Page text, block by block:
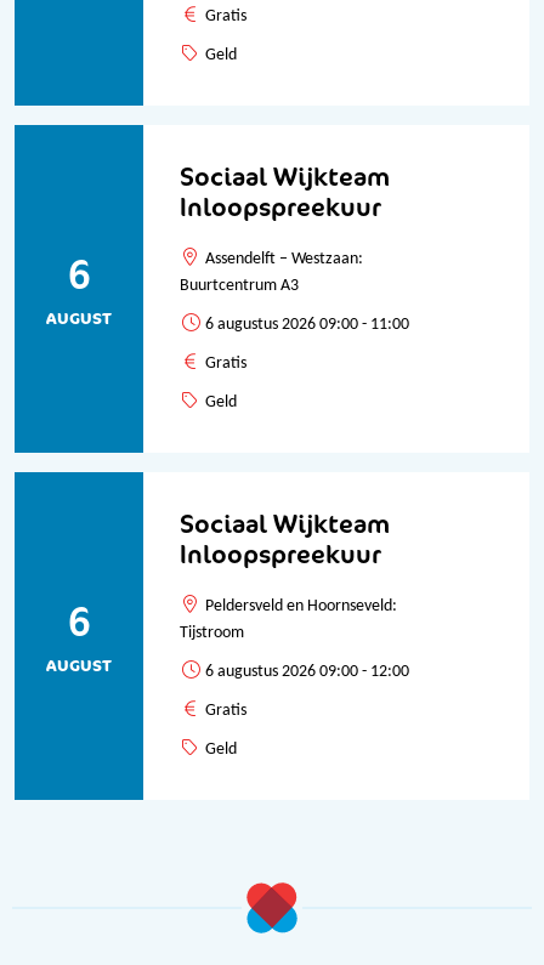
Gratis
Geld
Sociaal Wijkteam
Inloopspreekuur
6
AUGUST
Assendelft – Westzaan:
Buurtcentrum A3
6 augustus 2026 09:00 - 11:00
Gratis
Geld
Sociaal Wijkteam
Inloopspreekuur
6
AUGUST
Peldersveld en Hoornseveld:
Tijstroom
6 augustus 2026 09:00 - 12:00
Gratis
Geld